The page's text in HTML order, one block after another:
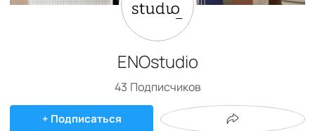
ENOstudio
43 Подписчиков
+ Подписаться